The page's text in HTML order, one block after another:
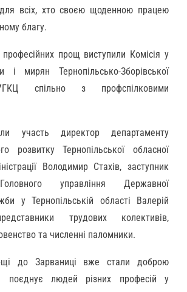
всіх, хто своєю щоденною працею
благу.
професійних прощ виступили Комісія у
і мирян Тернопільсько-Зборівської
спільно з профспілковими
участь директор департаменту
розвитку Тернопільської обласної
Володимир Стахів, заступник
управління Державної
у Тернопільській області Валерій
трудових колективів,
та численні паломники.
до Зарваниці вже стали доброю
поєднує людей різних професій у